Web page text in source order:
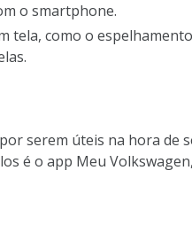
o smartphone.
tela, como o
serem úteis na hora de
é o app Meu